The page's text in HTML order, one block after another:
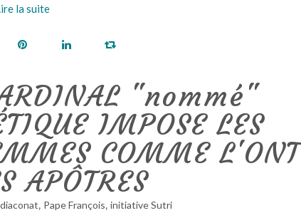
la suite
"nommé"
IMPOSE LES
COMME L'ONT
APÔTRES
diaconat, Pape François, initiative Sutri